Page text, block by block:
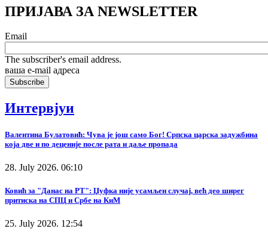
ПРИЈАВА ЗА NEWSLETTER
Email
The subscriber's email address.
ваша е-mail адреса
Интервјуи
Валентина Булатовић: Чува је још само Бог! Српска царска задужбина
која две и по деценије после рата и даље пропада
28. July 2026. 06:10
Ковић за "Данас на РТ": Џуфка није усамљен случај, већ део ширег
притиска на СПЦ и Србе на КиМ
25. July 2026. 12:54